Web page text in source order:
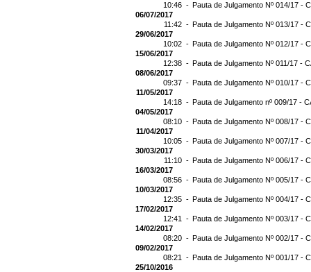
10:46 - Pauta de Julgamento Nº 014/17 -
06/07/2017
11:42 - Pauta de Julgamento Nº 013/17 -
29/06/2017
10:02 - Pauta de Julgamento Nº 012/17 -
15/06/2017
12:38 - Pauta de Julgamento Nº 011/17 -
08/06/2017
09:37 - Pauta de Julgamento Nº 010/17 -
11/05/2017
14:18 - Pauta de Julgamento nº 009/17 -
04/05/2017
08:10 - Pauta de Julgamento Nº 008/17 -
11/04/2017
10:05 - Pauta de Julgamento Nº 007/17 -
30/03/2017
11:10 - Pauta de Julgamento Nº 006/17 -
16/03/2017
08:56 - Pauta de Julgamento Nº 005/17 -
10/03/2017
12:35 - Pauta de Julgamento Nº 004/17 -
17/02/2017
12:41 - Pauta de Julgamento Nº 003/17 -
14/02/2017
08:20 - Pauta de Julgamento Nº 002/17 -
09/02/2017
08:21 - Pauta de Julgamento Nº 001/17 -
25/10/2016